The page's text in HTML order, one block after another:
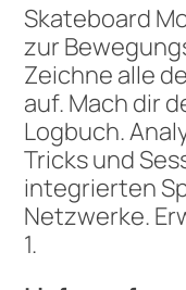
Skateboard
zur
Zeichne alle
auf. Mach dir
Logbuch.
Tricks und
integrierten
Netzwerke.
1.